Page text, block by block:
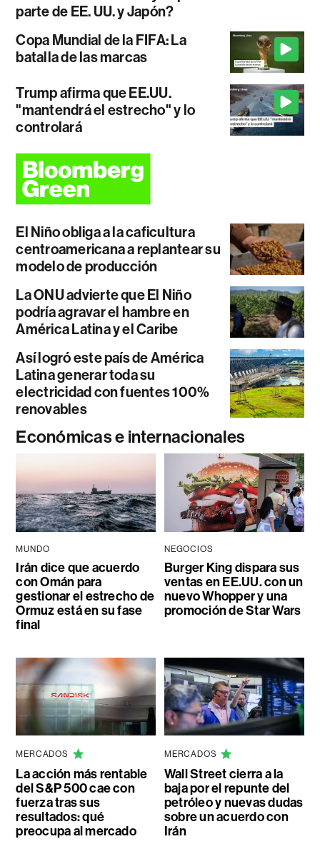
parte de EE. UU. y Japón?
Copa Mundial de la FIFA: La
batalla de las marcas
Trump afirma que EE.UU.
"mantendrá el estrecho" y lo
controlará
El Niño obliga a la caficultura
centroamericana a replantear su
modelo de producción
La ONU advierte que El Niño
podría agravar el hambre en
América Latina y el Caribe
Así logró este país de América
Latina generar toda su
electricidad con fuentes 100%
renovables
Económicas e internacionales
MUNDO
Irán dice que acuerdo
con Omán para
gestionar el estrecho de
Ormuz está en su fase
final
NEGOCIOS
Burger King dispara sus
ventas en EE.UU. con un
nuevo Whopper y una
promoción de Star Wars
MERCADOS
La acción más rentable
del S&P 500 cae con
fuerza tras sus
resultados: qué
preocupa al mercado
MERCADOS
Wall Street cierra a la
baja por el repunte del
petróleo y nuevas dudas
sobre un acuerdo con
Irán